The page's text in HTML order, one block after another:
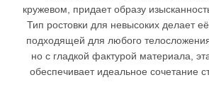
кружевом, придает образу
Тип ростовки для невысоких делает
подходящей для любого
но с гладкой фактурой материала,
обеспечивает идеальное сочетание